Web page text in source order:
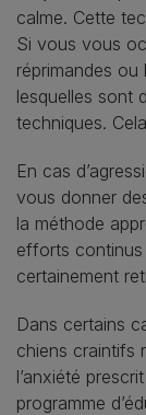
calme. Cette
Si vous vous
réprimandes ou
lesquelles sont
techniques.
En cas
vous donner
la méthode
efforts
certainement
Dans certains
chiens craintifs
l’anxiété
programme